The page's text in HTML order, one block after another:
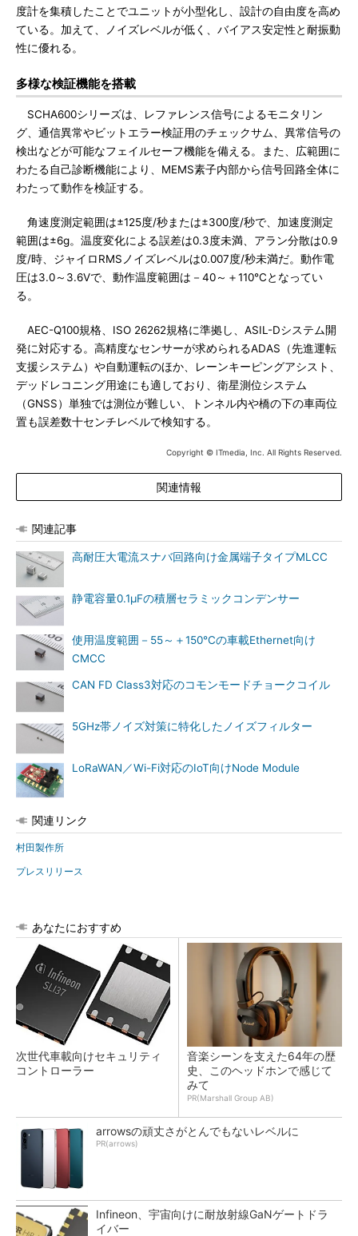
度計を集積したことでユニットが小型化し、設計の自由度を高め
ている。加えて、ノイズレベルが低く、バイアス安定性と耐振動
性に優れる。
多様な検証機能を搭載
SCHA600シリーズは、レファレンス信号によるモニタリン
グ、通信異常やビットエラー検証用のチェックサム、異常信号の
検出などが可能なフェイルセーフ機能を備える。また、広範囲に
わたる自己診断機能により、MEMS素子内部から信号回路全体に
わたって動作を検証する。
角速度測定範囲は±125度/秒または±300度/秒で、加速度測定
範囲は±6g。温度変化による誤差は0.3度未満、アラン分散は0.9
度/時、ジャイロRMSノイズレベルは0.007度/秒未満だ。動作電
圧は3.0～3.6Vで、動作温度範囲は－40～＋110℃となってい
る。
AEC-Q100規格、ISO 26262規格に準拠し、ASIL-Dシステム開
発に対応する。高精度なセンサーが求められるADAS（先進運転
支援システム）や自動運転のほか、レーンキーピングアシスト、
デッドレコニング用途にも適しており、衛星測位システム
（GNSS）単独では測位が難しい、トンネル内や橋の下の車両位
置も誤差数十センチレベルで検知する。
Copyright © ITmedia, Inc. All Rights Reserved.
関連情報
関連記事
高耐圧大電流スナバ回路向け金属端子タイプMLCC
静電容量0.1μFの積層セラミックコンデンサー
使用温度範囲－55～＋150℃の車載Ethernet向け
CMCC
CAN FD Class3対応のコモンモードチョークコイル
5GHz帯ノイズ対策に特化したノイズフィルター
LoRaWAN／Wi-Fi対応のIoT向けNode Module
関連リンク
村田製作所
プレスリリース
あなたにおすすめ
次世代車載向けセキュリティ
コントローラー
音楽シーンを支えた64年の歴
史、このヘッドホンで感じて
みて
PR(Marshall Group AB)
arrowsの頑丈さがとんでもないレベルに
PR(arrows)
Infineon、宇宙向けに耐放射線GaNゲートドラ
イバー